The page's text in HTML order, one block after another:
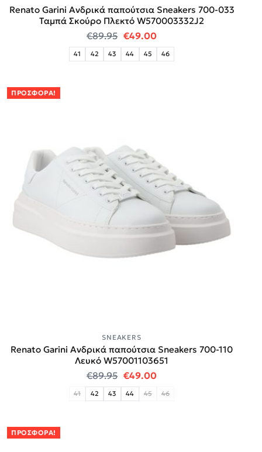
Renato Garini Ανδρικά παπούτσια Sneakers 700-033
Ταμπά Σκούρο Πλεκτό W570003332J2
€89.95 Original price was: €89.95.
€49.00Η τρέχουσα τιμή
41 42 43 44 45 46
ΠΡΟΣΦΟΡΆ!
SNEAKERS
Renato Garini Ανδρικά παπούτσια Sneakers 700-110
Λευκό W57001103651
€89.95 Original price was: €89.95.
€49.00Η τρέχουσα τιμή
41 42 43 44 45 46
ΠΡΟΣΦΟΡΆ!